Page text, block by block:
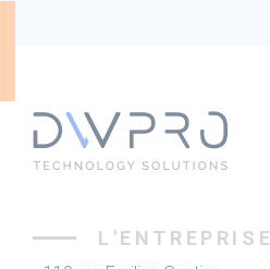
L'ENTREPRISE